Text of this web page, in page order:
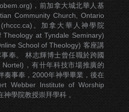
，前加拿大城北華人基
Community Church, Ontario
。加拿大華人神學院
at Tyndale Seminary)
School of Theology) 客座講
奉。 林志輝博士曾任職於跨國
，有卄年科技市場推廣的
奏事奉，2000年神學畢業，後在
Webber Institute of Worship
神學院教授崇拜學科 。